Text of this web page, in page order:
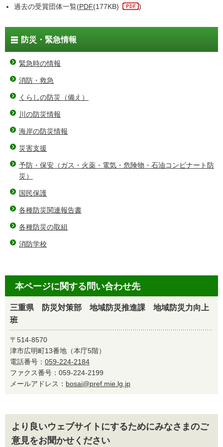
過去の受賞団体一覧(PDF(177KB) )
防災・緊急情報
緊急時の情報
消防・救急
くらしの防災（備え）
川の防災情報
海岸の防災情報
災害支援
予防・保安（ガス・火薬・電気・危険物・石油コンビナート防
災）
国民保護
各種防災関連報告書
各種防災の取組
消防学校
本ページに関する問い合わせ先
三重県 防災対策部 地域防災推進課 地域防災力向上
班
〒514-8570
津市広明町13番地（本庁5階）
電話番号： 059-224-2184
ファクス番号：059-224-2199
メールアドレス： bosai@pref.mie.lg.jp
より良いウェブサイトにするためにみなさまのご
意見をお聞かせください